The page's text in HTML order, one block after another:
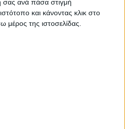
σας ανά πάσα στιγμή
και κάνοντας κλικ στο
μέρος της ιστοσελίδας.
τη χημική τους δομή,